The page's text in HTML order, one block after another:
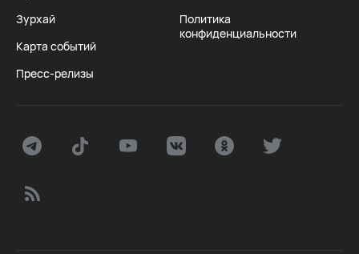
Зурхай
Карта событий
Пресс-релизы
Политика
конфиденциальности